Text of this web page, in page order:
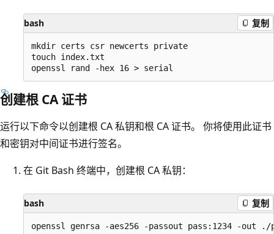
bash 复制
mkdir certs csr newcerts private
touch index.txt
创建根 CA 证书
运行以下命令以创建根 CA 私钥和根 CA 证书。 你将使用此证书
和密钥对中间证书进行签名。
在 Git Bash 终端中，创建根 CA 私钥：
bash 复制